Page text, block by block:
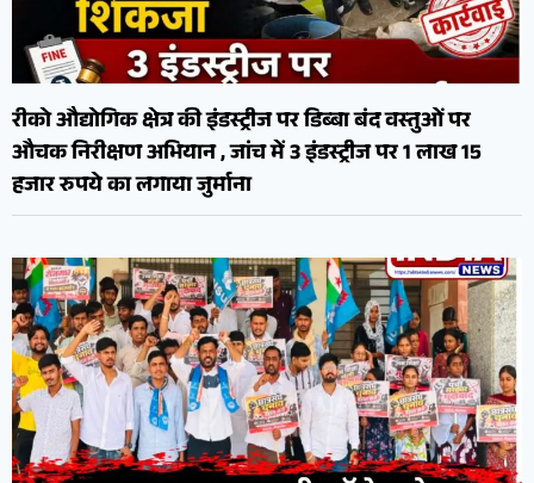
रीको औद्योगिक क्षेत्र की इंडस्ट्रीज पर डिब्बा बंद वस्तुओं पर
औचक निरीक्षण अभियान , जांच में 3 इंडस्ट्रीज पर 1 लाख 15
हजार रुपये का लगाया जुर्माना